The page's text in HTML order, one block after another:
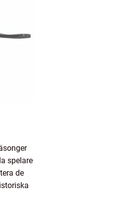
spelare
de